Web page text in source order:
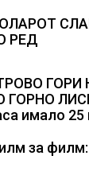
РЕД
ГОРИ
ГОРНО
имало
за